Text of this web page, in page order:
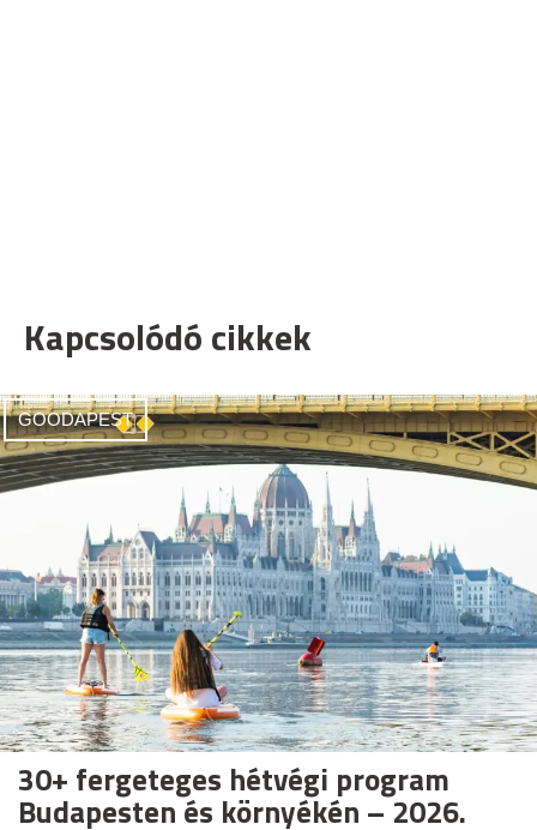
Kapcsolódó cikkek
GOODAPEST
30+ fergeteges hétvégi program
Budapesten és környékén – 2026.